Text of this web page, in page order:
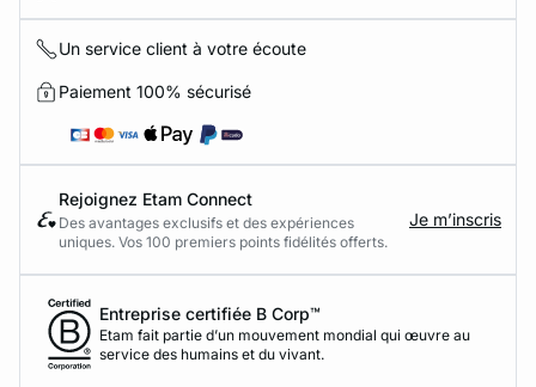
Un service client à votre écoute
Paiement 100% sécurisé
Rejoignez Etam Connect
Des avantages exclusifs et des expériences
uniques. Vos 100 premiers points fidélités offerts.
Je m’inscris
Entreprise certifiée B Corp™
Etam fait partie d’un mouvement mondial qui œuvre au
service des humains et du vivant.